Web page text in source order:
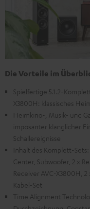
Die Vorteile im
Spielfertige 5.1.2-
X3800H: klassisches
Heimkino-, Musik- und
imposanter klanglicher
Schallereignisse
Inhalt des Komplett-
Center, Subwoofer, 2 x
Receiver AVC-X3800H,
Kabel-Set
Time Alignment